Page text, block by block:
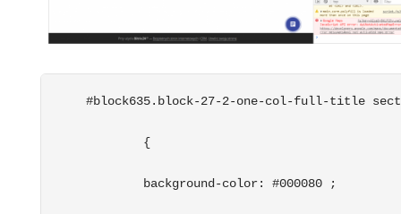
#block635.block-27-2-one-col-full-title
	 {
	 background-color: #000080 ;